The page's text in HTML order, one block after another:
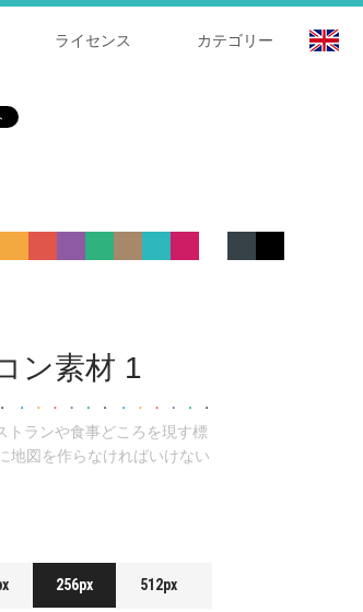
カテゴリー
ライセンス
ン素材 1
トランや食事どころを現す標
地図を作らなければいけない
256px 512px